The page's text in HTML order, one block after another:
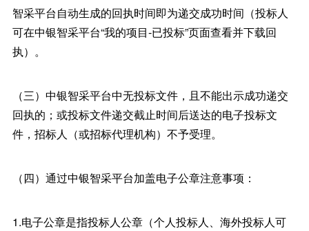
智采平台自动生成的回执时间即为递交成功时间（投标人
可在中银智采平台“我的项目-已投标”页面查看并下载回
执）。
（三）中银智采平台中无投标文件，且不能出示成功递交
回执的；或投标文件递交截止时间后送达的电子投标文
件，招标人（或招标代理机构）不予受理。
（四）通过中银智采平台加盖电子公章注意事项：
1.电子公章是指投标人公章（个人投标人、海外投标人可